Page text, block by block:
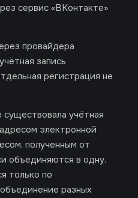
сервис «ВКонтакте»
провайдера
запись
регистрация не
учётная
электронной
полученным от
объединяются в одну.
только по
разных